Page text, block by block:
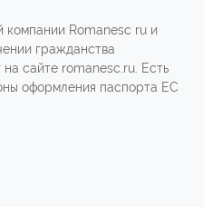
Romanesc ru и
гражданства
сайте romanesc.ru. Есть
оформления паспорта ЕС